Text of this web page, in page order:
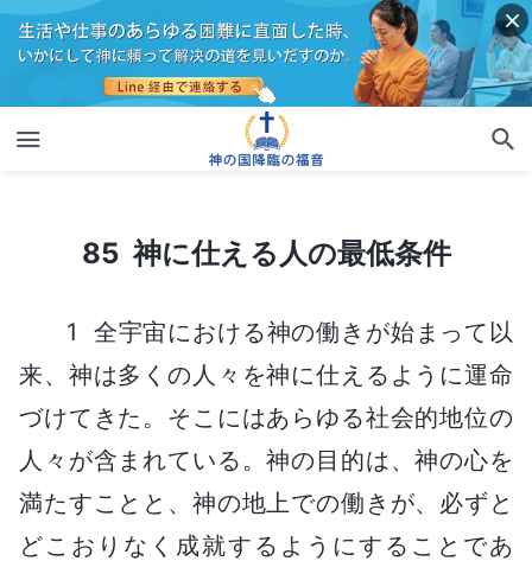
85 神に仕える人の最低条件
1 全宇宙における神の働きが始まって以
来、神は多くの人々を神に仕えるように運命
づけてきた。そこにはあらゆる社会的地位の
人々が含まれている。神の目的は、神の心を
満たすことと、神の地上での働きが、必ずと
どこおりなく成就するようにすることであ